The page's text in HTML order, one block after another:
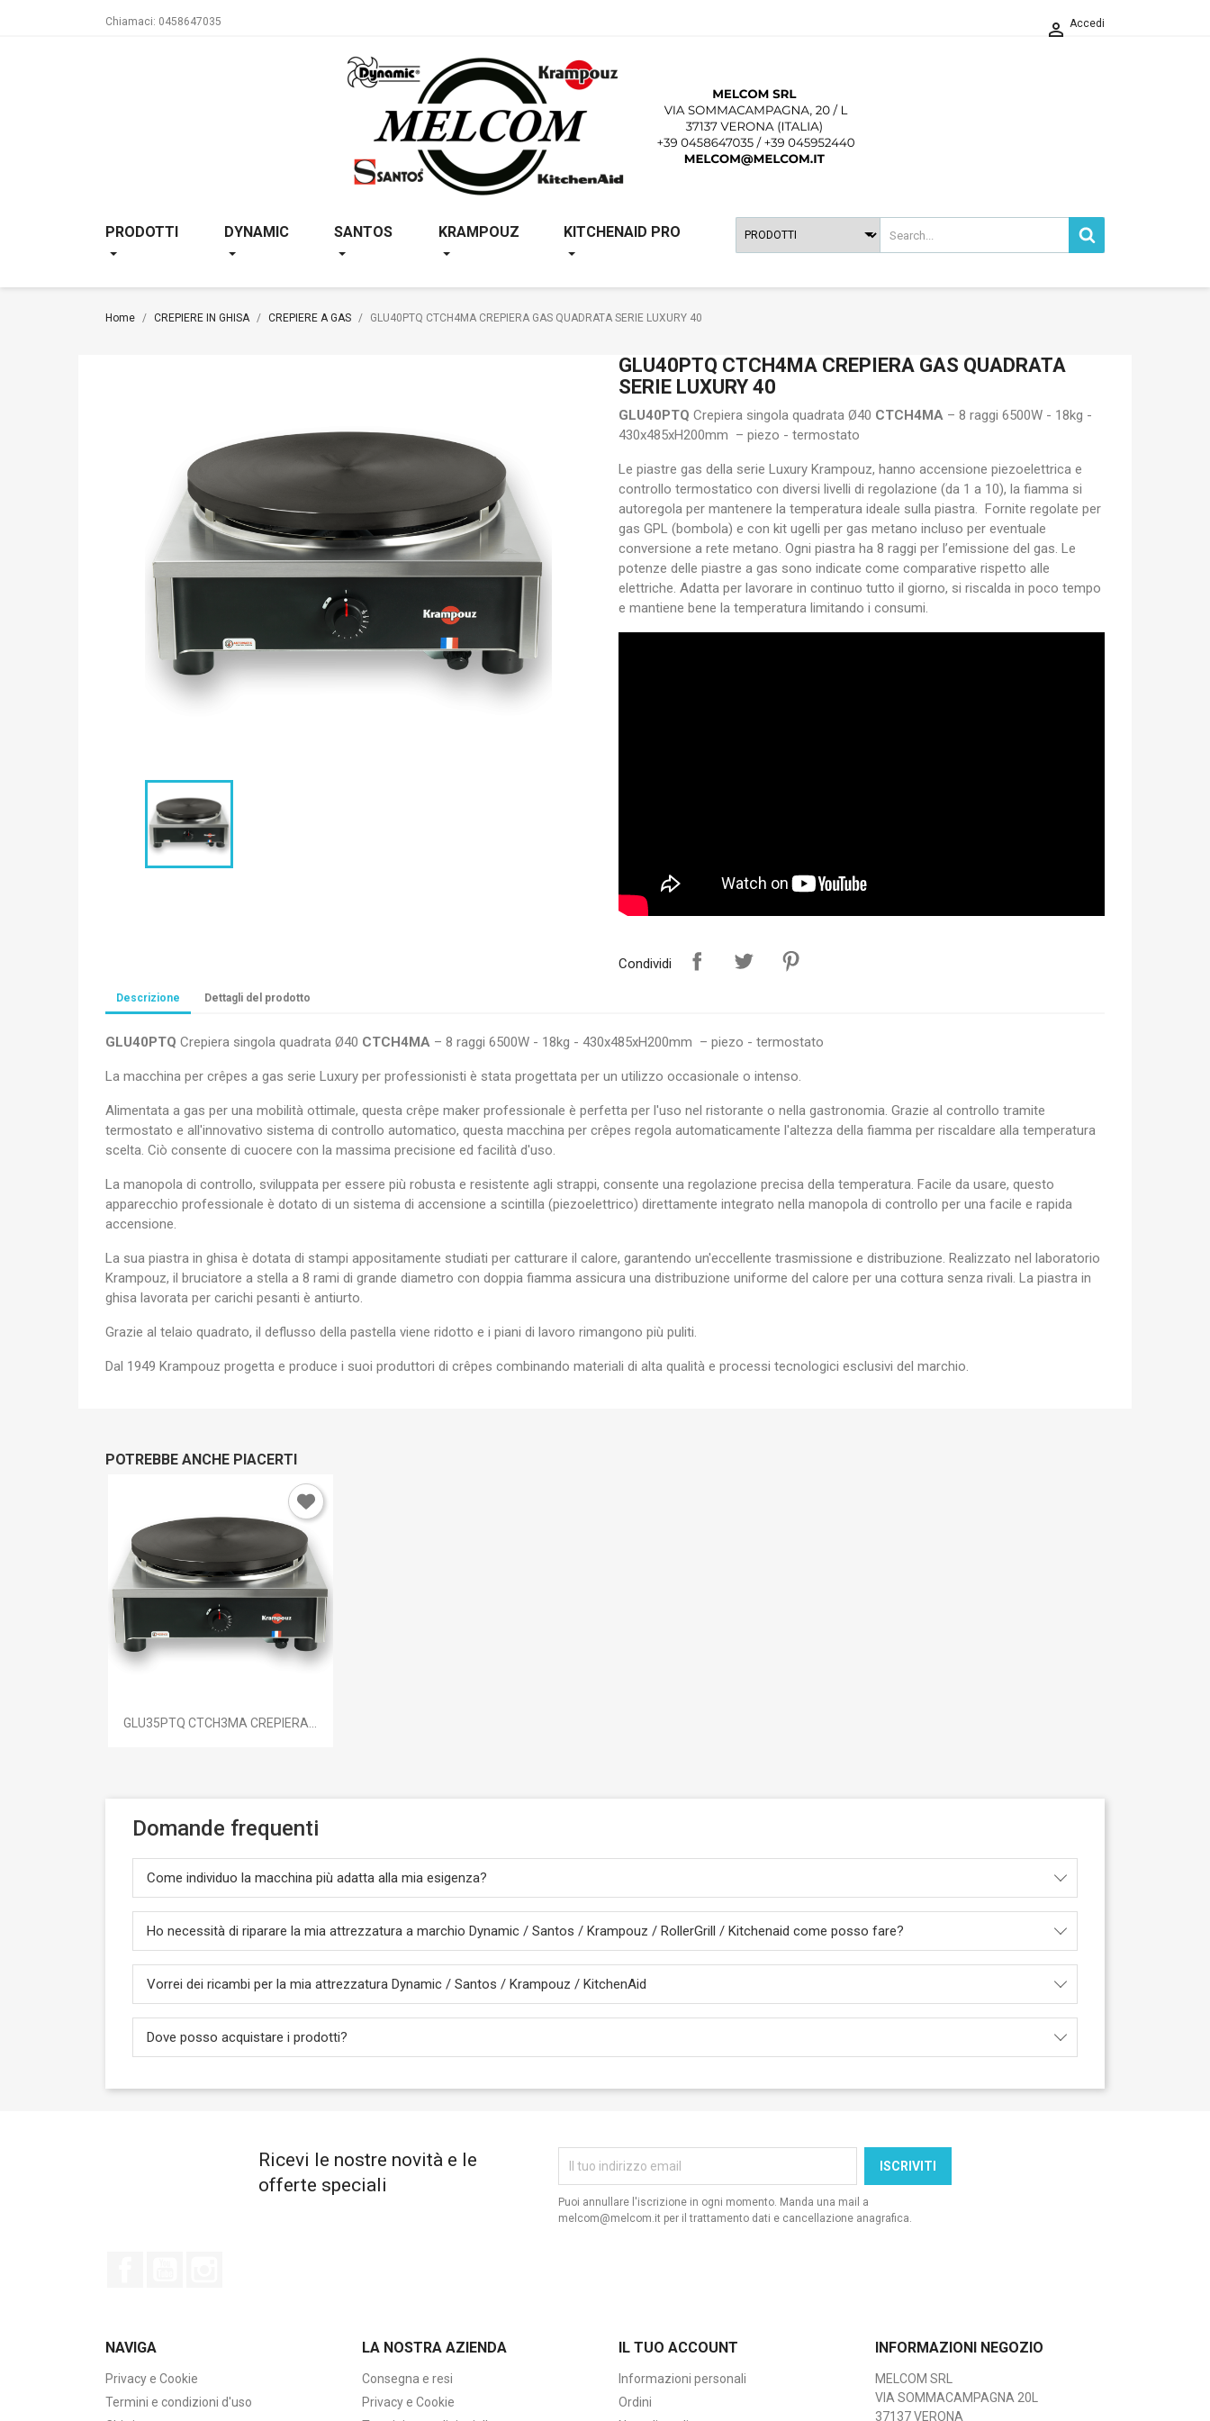
Chiamaci: 0458647035  Accedi
PRODOTTI DYNAMIC SANTOS KRAMPOUZ KITCHENAID PRO
Home CREPIERE IN GHISA CREPIERE A GAS GLU40PTQ CTCH4MA CREPIERA GAS QUADRATA SERIE LUXURY 40
GLU40PTQ CTCH4MA CREPIERA GAS QUADRATA
SERIE LUXURY 40
GLU40PTQ Crepiera singola quadrata Ø40 CTCH4MA – 8 raggi 6500W - 18kg -
430x485xH200mm – piezo - termostato
Le piastre gas della serie Luxury Krampouz, hanno accensione piezoelettrica e
controllo termostatico con diversi livelli di regolazione (da 1 a 10), la fiamma si
autoregola per mantenere la temperatura ideale sulla piastra. Fornite regolate per
gas GPL (bombola) e con kit ugelli per gas metano incluso per eventuale
conversione a rete metano. Ogni piastra ha 8 raggi per l’emissione del gas. Le
potenze delle piastre a gas sono indicate come comparative rispetto alle
elettriche. Adatta per lavorare in continuo tutto il giorno, si riscalda in poco tempo
e mantiene bene la temperatura limitando i consumi.
Condividi
Descrizione Dettagli del prodotto
GLU40PTQ Crepiera singola quadrata Ø40 CTCH4MA – 8 raggi 6500W - 18kg - 430x485xH200mm – piezo - termostato
La macchina per crêpes a gas serie Luxury per professionisti è stata progettata per un utilizzo occasionale o intenso.
Alimentata a gas per una mobilità ottimale, questa crêpe maker professionale è perfetta per l'uso nel ristorante o nella gastronomia. Grazie al controllo tramite
termostato e all'innovativo sistema di controllo automatico, questa macchina per crêpes regola automaticamente l'altezza della fiamma per riscaldare alla temperatura
scelta. Ciò consente di cuocere con la massima precisione ed facilità d'uso.
La manopola di controllo, sviluppata per essere più robusta e resistente agli strappi, consente una regolazione precisa della temperatura. Facile da usare, questo
apparecchio professionale è dotato di un sistema di accensione a scintilla (piezoelettrico) direttamente integrato nella manopola di controllo per una facile e rapida
accensione.
La sua piastra in ghisa è dotata di stampi appositamente studiati per catturare il calore, garantendo un'eccellente trasmissione e distribuzione. Realizzato nel laboratorio
Krampouz, il bruciatore a stella a 8 rami di grande diametro con doppia fiamma assicura una distribuzione uniforme del calore per una cottura senza rivali. La piastra in
ghisa lavorata per carichi pesanti è antiurto.
Grazie al telaio quadrato, il deflusso della pastella viene ridotto e i piani di lavoro rimangono più puliti.
Dal 1949 Krampouz progetta e produce i suoi produttori di crêpes combinando materiali di alta qualità e processi tecnologici esclusivi del marchio.
POTREBBE ANCHE PIACERTI
Anteprima
GLU35PTQ CTCH3MA CREPIERA...
Domande frequenti
Come individuo la macchina più adatta alla mia esigenza?
Ho necessità di riparare la mia attrezzatura a marchio Dynamic / Santos / Krampouz / RollerGrill / Kitchenaid come posso fare?
Vorrei dei ricambi per la mia attrezzatura Dynamic / Santos / Krampouz / KitchenAid
Dove posso acquistare i prodotti?
Ricevi le nostre novità e le
offerte speciali
Puoi annullare l'iscrizione in ogni momento. Manda una mail a
melcom@melcom.it per il trattamento dati e cancellazione anagrafica.
NAVIGA
Privacy e Cookie
Termini e condizioni d'uso
LA NOSTRA AZIENDA
Consegna e resi
Privacy e Cookie
IL TUO ACCOUNT
Informazioni personali
Ordini
INFORMAZIONI NEGOZIO
MELCOM SRL
VIA SOMMACAMPAGNA 20L
37137 VERONA
×
You need to be logged in to save products in your wish list.